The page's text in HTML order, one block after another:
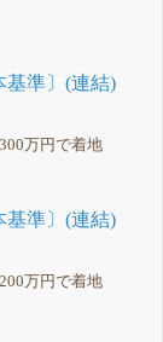
基準〕(連結)
万円で着地
基準〕(連結)
万円で着地